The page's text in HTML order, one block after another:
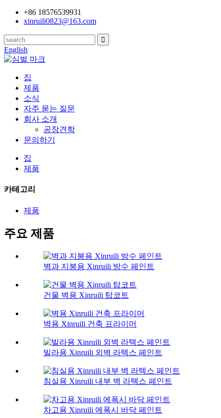
+86 18576539931
xinruili0823@163.com
English
집
제품
소식
자주 묻는 질문
회사 소개
공장견학
문의하기
집
제품
카테고리
제품
주요 제품
벽과 지붕용 Xinruili 방수 페인트
건물 벽용 Xinruili 탑코트
벽용 Xinruili 건축 프라이머
빌라용 Xinruili 외벽 라텍스 페인트
침실용 Xinruili 내부 벽 라텍스 페인트
차고용 Xinruili 에폭시 바닥 페인트